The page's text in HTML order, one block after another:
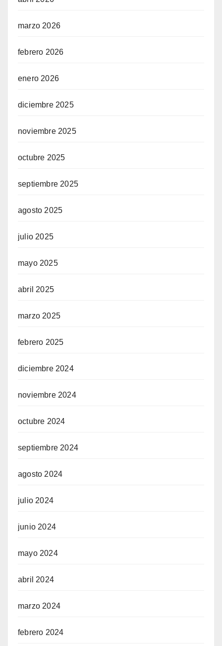
marzo 2026
febrero 2026
enero 2026
diciembre 2025
noviembre 2025
octubre 2025
septiembre 2025
agosto 2025
julio 2025
mayo 2025
abril 2025
marzo 2025
febrero 2025
diciembre 2024
noviembre 2024
octubre 2024
septiembre 2024
agosto 2024
julio 2024
junio 2024
mayo 2024
abril 2024
marzo 2024
febrero 2024